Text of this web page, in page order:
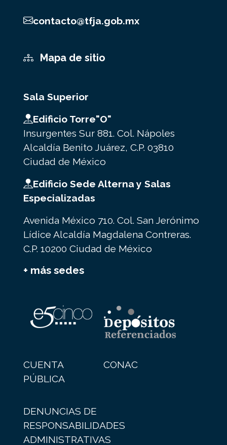
contacto@tfja.gob.mx
Mapa de sitio
Sala Superior
Edificio Torre"O"
Insurgentes Sur 881. Col. Nápoles
Alcaldía Benito Juárez, C.P. 03810
Ciudad de México
Edificio Sede Alterna y Salas
Especializadas
Avenida México 710. Col. San Jerónimo
Lídice Alcaldía Magdalena Contreras.
C.P. 10200 Ciudad de México
+ más sedes
CUENTA
PÚBLICA
CONAC
DENUNCIAS DE
RESPONSABILIDADES
ADMINISTRATIVAS